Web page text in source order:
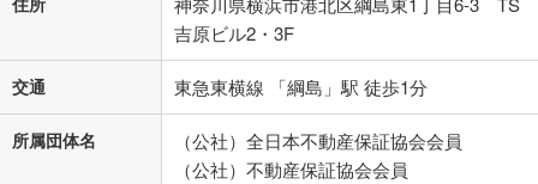
吉原ビル2・3F
交通 東急東横線 「綱島」駅 徒歩1分
所属団体名
（公社）全日本不動産保証協会会員
（公社）不動産保証協会会員